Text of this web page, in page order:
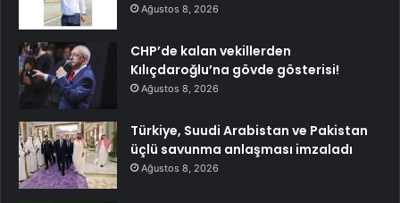
Ağustos 8, 2026
CHP’de kalan vekillerden
Kılıçdaroğlu’na gövde gösterisi!
Ağustos 8, 2026
Türkiye, Suudi Arabistan ve Pakistan
üçlü savunma anlaşması imzaladı
Ağustos 8, 2026